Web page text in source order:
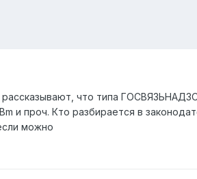
что типа
и проч. Кто разбирается в
можно